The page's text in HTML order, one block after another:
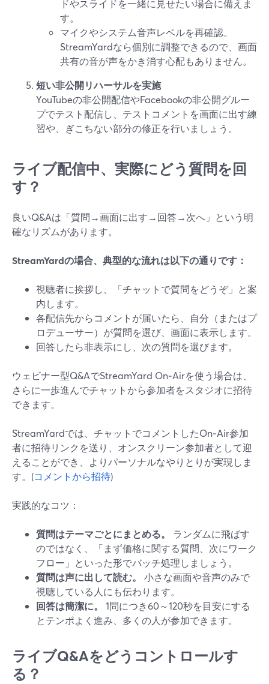
ドやスライドを一緒に見せたい場合に備えま
す。
マイクやシステム音声レベルを再確認。
StreamYardなら個別に調整できるので、画面
共有の音が声をかき消す心配もありません。
短い非公開リハーサルを実施
YouTubeの非公開配信やFacebookの非公開グルー
プでテスト配信し、テストコメントを画面に出す練
習や、ぎこちない部分の修正を行いましょう。
ライブ配信中、実際にどう質問を回
す？
良いQ&Aは「質問→画面に出す→回答→次へ」という明
確なリズムがあります。
StreamYardの場合、典型的な流れは以下の通りです：
視聴者に挨拶し、「チャットで質問をどうぞ」と案
内します。
各配信先からコメントが届いたら、自分（またはプ
ロデューサー）が質問を選び、画面に表示します。
回答したら非表示にし、次の質問を選びます。
ウェビナー型Q&AでStreamYard On‑Airを使う場合は、
さらに一歩進んでチャットから参加者をスタジオに招待
できます。
StreamYardでは、チャットでコメントしたOn‑Air参加
者に招待リンクを送り、オンスクリーン参加者として迎
えることができ、よりパーソナルなやりとりが実現しま
す。(コメントから招待)
実践的なコツ：
質問はテーマごとにまとめる。
ランダムに飛ばす
のではなく、「まず価格に関する質問、次にワーク
フロー」といった形でバッチ処理しましょう。
質問は声に出して読む。
小さな画面や音声のみで
視聴している人にも伝わります。
回答は簡潔に。
1問につき60～120秒を目安にする
とテンポよく進み、多くの人が参加できます。
ライブQ&Aをどうコントロールす
る？